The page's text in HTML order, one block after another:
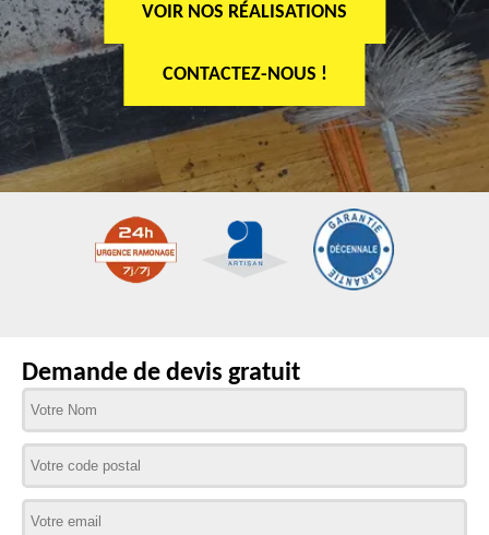
VOIR NOS RÉALISATIONS
CONTACTEZ-NOUS !
Demande de devis gratuit